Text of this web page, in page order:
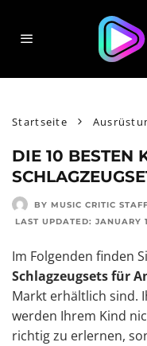
Startseite
DIE 10 BESTEN
BY MUSIC CRITIC STAFF
LAST UPDATED: JANUARY
Im Folgenden finden
Schlagzeugsets für
Markt erhältlich sind.
werden Ihrem Kind
richtig zu erlernen,